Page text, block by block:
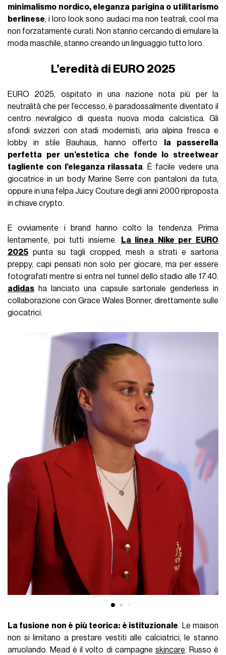
minimalismo nordico, eleganza parigina o utilitarismo
berlinese, i loro look sono audaci ma non teatrali, cool ma
non forzatamente curati. Non stanno cercando di emulare la
moda maschile, stanno creando un linguaggio tutto loro.
L’eredità di EURO 2025
EURO 2025, ospitato in una nazione nota più per la
neutralità che per l’eccesso, è paradossalmente diventato il
centro nevralgico di questa nuova moda calcistica. Gli
sfondi svizzeri con stadi modernisti, aria alpina fresca e
lobby in stile Bauhaus, hanno offerto
la passerella
perfetta per un’estetica che fonde lo streetwear
tagliente con l’eleganza rilassata. È facile vedere una
giocatrice in un body Marine Serre con pantaloni da tuta,
oppure in una felpa Juicy Couture degli anni 2000 riproposta
in chiave crypto.
E ovviamente i brand hanno colto la tendenza. Prima
lentamente, poi tutti insieme.
La linea Nike per EURO
2025 punta su tagli cropped, mesh a strati e sartoria
preppy, capi pensati non solo per giocare, ma per essere
fotografati mentre si entra nel tunnel dello stadio alle 17:40.
adidas ha lanciato una capsule sartoriale genderless in
collaborazione con Grace Wales Bonner, direttamente sulle
giocatrici.
La fusione non è più teorica: è istituzionale. Le maison
non si limitano a prestare vestiti alle calciatrici, le stanno
arruolando. Mead è il volto di campagne skincare. Russo è